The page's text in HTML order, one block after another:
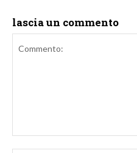
lascia un commento